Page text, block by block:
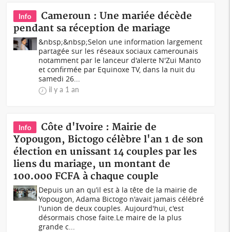
Info
Cameroun : Une mariée décède
pendant sa réception de mariage
&nbsp;&nbsp;Selon une information largement
partagée sur les réseaux sociaux camerounais
notamment par le lanceur d'alerte N'Zui Manto
et confirmée par Equinoxe TV, dans la nuit du
samedi 26...
il y a 1 an
Info
Côte d'Ivoire : Mairie de
Yopougon, Bictogo célèbre l'an 1 de son
élection en unissant 14 couples par les
liens du mariage, un montant de
100.000 FCFA à chaque couple
Depuis un an qu’il est à la tête de la mairie de
Yopougon, Adama Bictogo n'avait jamais célébré
l'union de deux couples. Aujourd'hui, c'est
désormais chose faite.Le maire de la plus
grande c...